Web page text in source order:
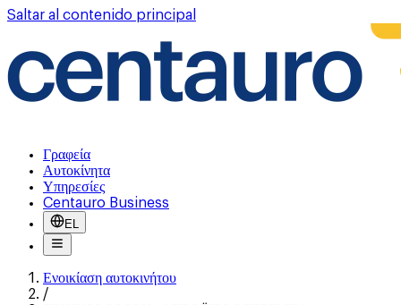
Saltar al contenido principal
Γραφεία
Αυτοκίνητα
Υπηρεσίες
Centauro Business
EL
Ενοικίαση αυτοκινήτου
/